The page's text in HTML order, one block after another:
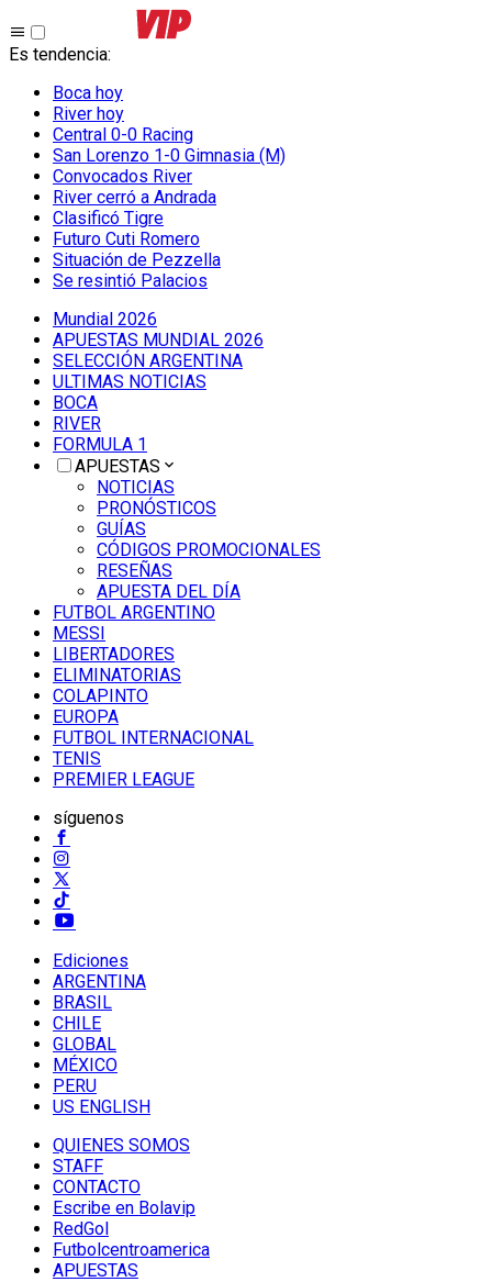
Es tendencia:
Boca hoy
River hoy
Central 0-0 Racing
San Lorenzo 1-0 Gimnasia (M)
Convocados River
River cerró a Andrada
Clasificó Tigre
Futuro Cuti Romero
Situación de Pezzella
Se resintió Palacios
Mundial 2026
APUESTAS MUNDIAL 2026
SELECCIÓN ARGENTINA
ULTIMAS NOTICIAS
BOCA
RIVER
FORMULA 1
APUESTAS
NOTICIAS
PRONÓSTICOS
GUÍAS
CÓDIGOS PROMOCIONALES
RESEÑAS
APUESTA DEL DÍA
FUTBOL ARGENTINO
MESSI
LIBERTADORES
ELIMINATORIAS
COLAPINTO
EUROPA
FUTBOL INTERNACIONAL
TENIS
PREMIER LEAGUE
síguenos
Ediciones
ARGENTINA
BRASIL
CHILE
GLOBAL
MÉXICO
PERU
US ENGLISH
QUIENES SOMOS
STAFF
CONTACTO
Escribe en Bolavip
RedGol
Futbolcentroamerica
APUESTAS